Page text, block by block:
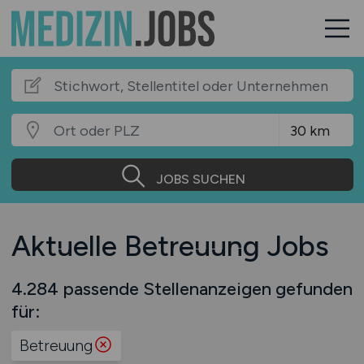
JOBS SUCHEN
Aktuelle Betreuung Jobs
4.284 passende Stellenanzeigen gefunden
für:
Betreuung